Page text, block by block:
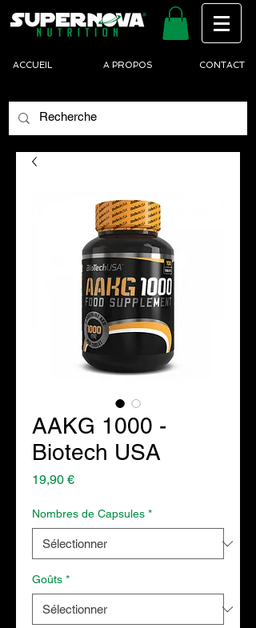
ACCUEIL A PROPOS CONTACT
AAKG 1000 -
Biotech USA
19,90 €Prix
Nombres de Capsules *
Goûts *